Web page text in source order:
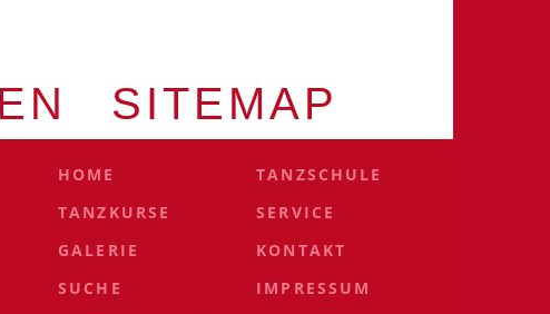
SITEMAP
HOME
TANZSCHULE
TANZKURSE
SERVICE
GALERIE
KONTAKT
SUCHE
IMPRESSUM